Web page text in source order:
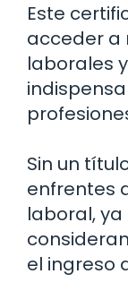
Este
acceder a
laborales
Sin un
enfrentes
laboral,
el ingreso